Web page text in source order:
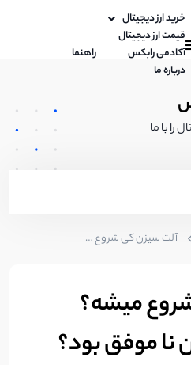
خرید ارز دیجیتال
قیمت ارز دیجیتال
آکادمی رابکس
راهنما
درباره ما
را با ما
آلت سیزن کی شروع میشه؟ شروع آلت سیزن نا موفق بود؟ (بروزرسانی 27 مرداد)
میشه؟
موفق بود؟